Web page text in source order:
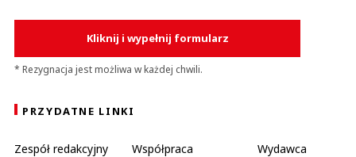
Kliknij i wypełnij formularz
* Rezygnacja jest możliwa w każdej chwili.
PRZYDATNE LINKI
Zespół redakcyjny Współpraca
Wydawca